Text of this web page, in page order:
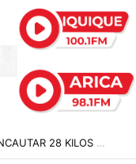
PDI Y FISCALÍA DE ARICA LOGRAN INCAUTAR 28 KILOS DE MARIHUANA OCULTOS EN UN CAMIÓN DE ALTO TONELAJE EN CHUNGARÁ